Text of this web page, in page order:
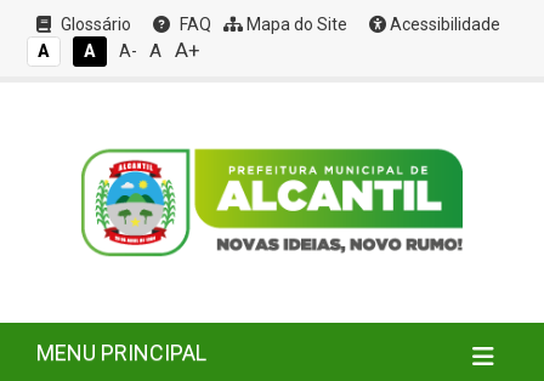
Glossário FAQ Mapa do Site
Acessibilidade
A
A A- A A+
MENU PRINCIPAL